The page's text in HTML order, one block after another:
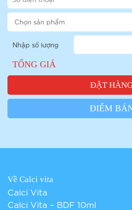
Nhập số lượng
TỔNG GIÁ
ĐẶT
ĐIỂM
Về Calci vita
Calci Vita
Calci Vita – BDF 10ml